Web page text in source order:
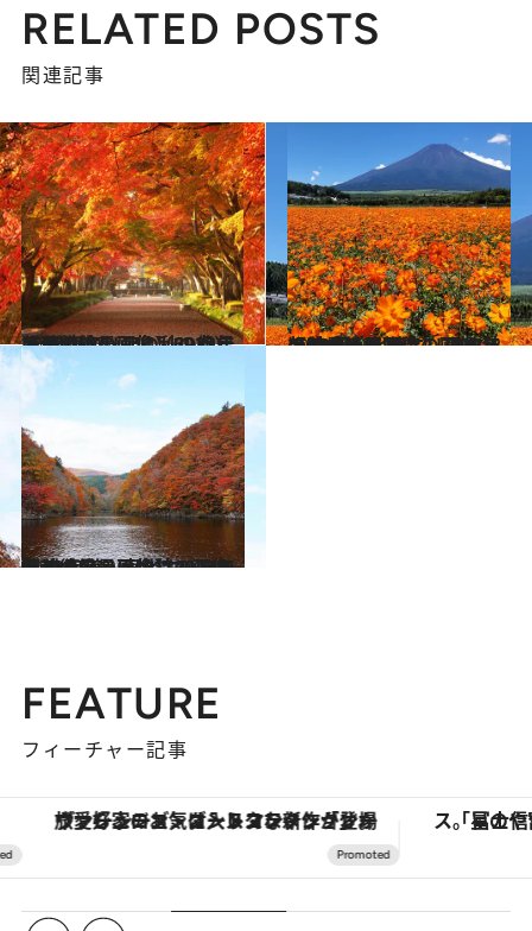
RELATED POSTS
関連記事
2023.10.7
【秋の絶景画像】2023年版 関東エリアの秋の絶景＆風物詩の画像（69点）
旅＆お出かけ 2023.10.25
【秋の絶景画像】2023年版 中部・北陸エリアの秋の絶景＆風物詩の画像（90点）
旅＆お出かけ
2023.10.12
【秋の絶景画像】2023年版 北海道・東北エリアの秋の絶景＆風物詩の画像（70点）
旅＆お出かけ
FEATURE
フィーチャー記事
ヴァシュロン・コンスタンタン「オーヴァーシーズ・オートマティック」。旅愛好家のお気に入りコレクションから、ジェンダーレスな新作が登場